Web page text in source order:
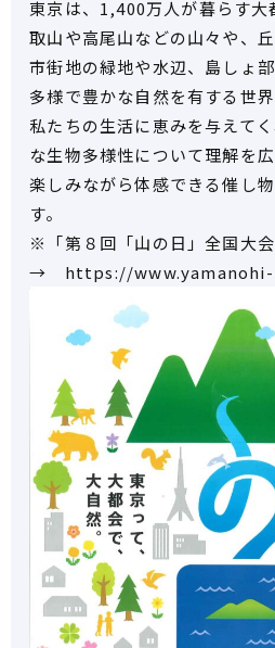
東京は、1,400万人が暮らす
取山や高尾山などの山々や、丘
市街地の緑地や水辺、島しょ
多様で豊かな自然を有する世
私たちの生活に恵みを与えて
な生物多様性について理解を広
楽しみながら体感できる催し
す。
※「第８回「山の日」全国大
→ https://www.yamanohi-